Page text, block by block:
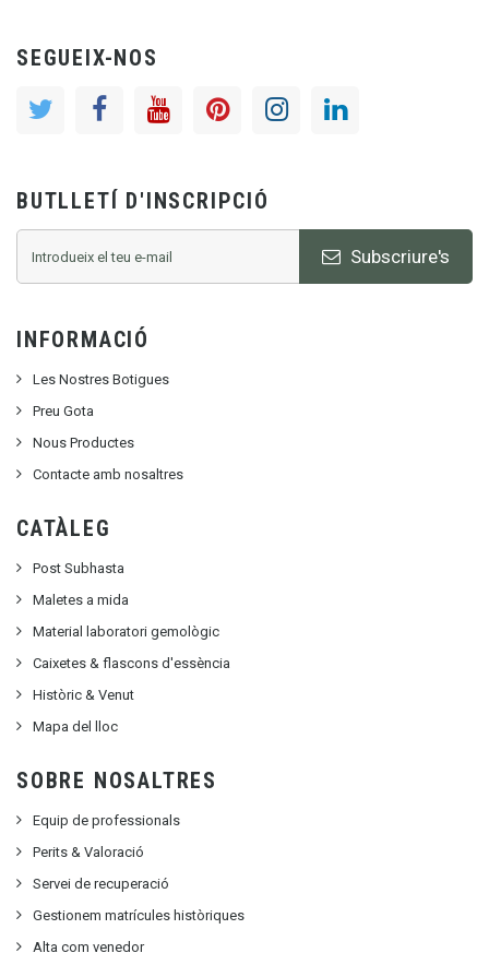
SEGUEIX-NOS
BUTLLETÍ D'INSCRIPCIÓ
Subscriure's
INFORMACIÓ
Les Nostres Botigues
Preu Gota
Nous Productes
Contacte amb nosaltres
CATÀLEG
Post Subhasta
Maletes a mida
Material laboratori gemològic
Caixetes & flascons d'essència
Històric & Venut
Mapa del lloc
SOBRE NOSALTRES
Equip de professionals
Perits & Valoració
Servei de recuperació
Gestionem matrícules històriques
Alta com venedor